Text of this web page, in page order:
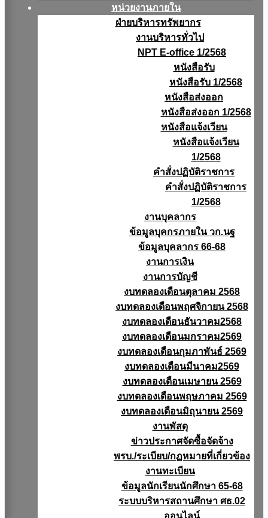
หน่วยงานภายใน
ฝ่ายบริหารทรัพยากร
งานบริหารทั่วไป
NPT E-office 1/2568
หนังสือรับ
หนังสือรับ 1/2568
หนังสือส่งออก
หนังสือส่งออก 1/2568
หนังสือแจ้งเวียน
หนังสือเเจ้งเวียน
1/2568
คำสั่งปฏิบัติราชการ
คำสั่งปฏิบัติราชการ
1/2568
งานบุคลากร
ข้อมูลบุคกรภายใน วก.นฐ
ข้อมูลบุคลากร 66-68
งานการเงิน
งานการบัญชี
งบทดลองเดือนตุลาคม 2568
งบทดลองเดือนพฤศจิกายน 2568
งบทดลองเดือนธันวาคม2568
งบทดลองเดือนมกราคม2569
งบทดลองเดือนกุมภาพันธ์ 2569
งบทดลองเดือนมีนาคม2569
งบทดลองเดือนเมษายน 2569
งบทดลองเดือนพฤษภาคม 2569
งบทดลองเดือนมิถุนายน 2569
งานพัสดุ
ข่าวประกาศจัดซื้อจัดจ้าง
พรบ./ระเบียบ/กฏหมายที่เกี่ยวข้อง
งานทะเบียน
ข้อมูลนักเรียนนักศึกษา 65-68
ระบบบริหารสถานศึกษา ศธ.02
ออนไลน์